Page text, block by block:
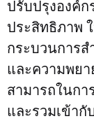
ปรับปรุงองค์ก
ประสิทธิภาพ
กระบวนการ
และความพย
สามารถในก
และรวมเข้า